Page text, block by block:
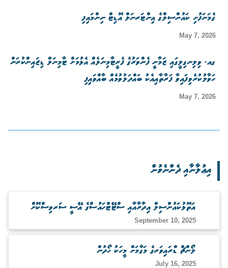
ގެމަނަފުށި ކައުންސިލްގެ އިންޓަރނަލް އޮޑިޓް ނިންމައިފި
May 7, 2026
ގއ. ވިލިނގިލީގައި ޒަމާނީ ފެންވަރުގެ ފެރީޓާމިނަލެއް އެޅުމަށް ޓާމިނަލް ޑިޒައިންކުރަން
ހަވާލުކުރެވިފައިވާ ފަރާތާއިއެކު ބައްދަލުވުމެއް ބާއްވައިފި
May 7, 2026
އިޢުލާނާއި ދެންނެވުން
އަތޮޅުކައުންސިލް އިދާރާއާއި ސްޓޭޓްހައުސްގެ އޭސީ ސަރވިސްކޮށް
ބަލަހައްޓާނެ ފަރާތެއް ހޯދުން
September 10, 2025
ލޯންޗް ޑްރައިވަރގެ މަގާމަށް މީހަކު ހޯދުން
July 16, 2025